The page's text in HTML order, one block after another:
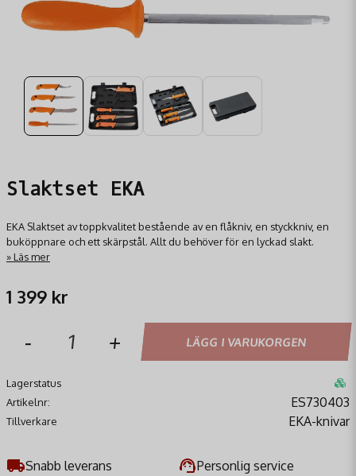
Slaktset EKA
EKA Slaktset av toppkvalitet bestående av en flåkniv, en styckkniv, en
buköppnare och ett skärpstål. Allt du behöver för en lyckad slakt.
Läs mer
1 399 kr
- + LÄGG I VARUKORGEN
Lagerstatus
Artikelnr:
ES730403
Tillverkare EKA-knivar
Snabb leverans
Personlig service